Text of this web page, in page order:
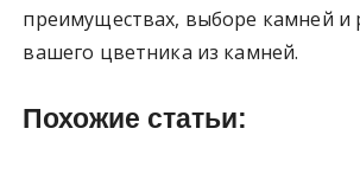
преимуществах, выборе камней и
вашего цветника из камней.
Похожие статьи: